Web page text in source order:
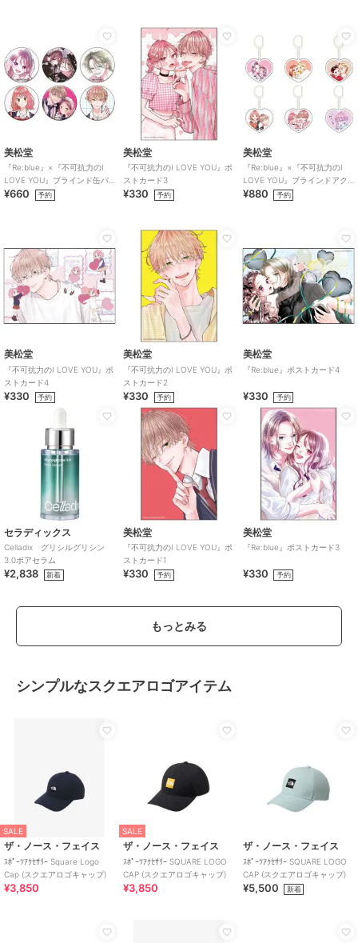
美松堂
『Re:blue』×『不可抗力のI
LOVE YOU』ブラインド缶バ
ッジ（全6種）
¥660 予約
美松堂
『不可抗力のI LOVE YOU』ポ
ストカード3
¥330 予約
美松堂
『Re:blue』×『不可抗力のI
LOVE YOU』ブラインドアク
リルキーホルダー（全6種）
¥880 予約
美松堂
『不可抗力のI LOVE YOU』ポ
ストカード4
¥330 予約
美松堂
『不可抗力のI LOVE YOU』ポ
ストカード2
¥330 予約
美松堂
『Re:blue』ポストカード4
¥330 予約
セラディックス
Celladix グリシルグリシン
3.0ポアセラム
¥2,838 新着
美松堂
『不可抗力のI LOVE YOU』ポ
ストカード1
¥330 予約
美松堂
『Re:blue』ポストカード3
¥330 予約
もっとみる
シンプルなスクエアロゴアイテム
SALE
ザ・ノース・フェイス
ｽﾎﾟｰﾂｱｸｾｻﾘｰ Square Logo
Cap (スクエアロゴキャップ)
¥3,850
SALE
ザ・ノース・フェイス
ｽﾎﾟｰﾂｱｸｾｻﾘｰ SQUARE LOGO
CAP (スクエアロゴキャップ)
¥3,850
ザ・ノース・フェイス
ｽﾎﾟｰﾂｱｸｾｻﾘｰ SQUARE LOGO
CAP (スクエアロゴキャップ)
¥5,500 新着